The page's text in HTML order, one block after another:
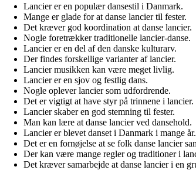
Lancier er en populær dansestil i Danmark.
Mange er glade for at danse lancier til fester.
Det kræver god koordination at danse lancier.
Nogle foretrækker traditionelle lancier-danse.
Lancier er en del af den danske kulturarv.
Der findes forskellige varianter af lancier.
Lancier musikken kan være meget livlig.
Lancier er en sjov og festlig dans.
Nogle oplever lancier som udfordrende.
Det er vigtigt at have styr på trinnene i lancier.
Lancier skaber en god stemning til fester.
Man kan lære at danse lancier ved dansehold.
Lancier er blevet danset i Danmark i mange år.
Det er en fornøjelse at se folk danse lancier
Der kan være mange regler og traditioner i
Det kræver samarbejde at danse lancier i en